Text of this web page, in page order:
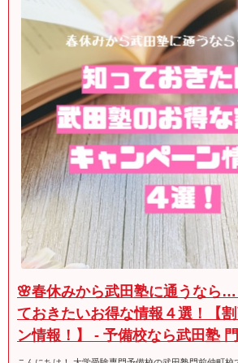
🌸春休みから武田塾に通うなら
ておきたいお得な情報４選！【
ン情報！】 - 予備校なら武田塾